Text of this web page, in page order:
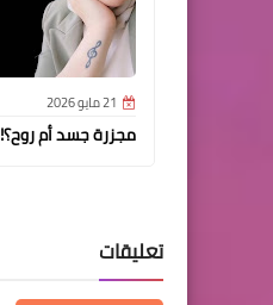
21 مايو 2026
مجزرة جسد أم روح؟!
تعليقات